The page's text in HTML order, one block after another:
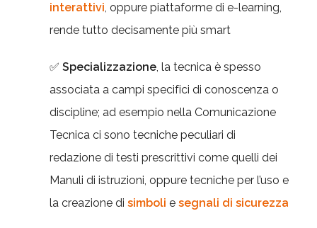
interattivi, oppure piattaforme di e-learning,
rende tutto decisamente più smart
✅ Specializzazione, la tecnica è spesso
associata a campi specifici di conoscenza o
discipline; ad esempio nella Comunicazione
Tecnica ci sono tecniche peculiari di
redazione di testi prescrittivi come quelli dei
Manuli di istruzioni, oppure tecniche per l’uso e
la creazione di simboli e segnali di sicurezza